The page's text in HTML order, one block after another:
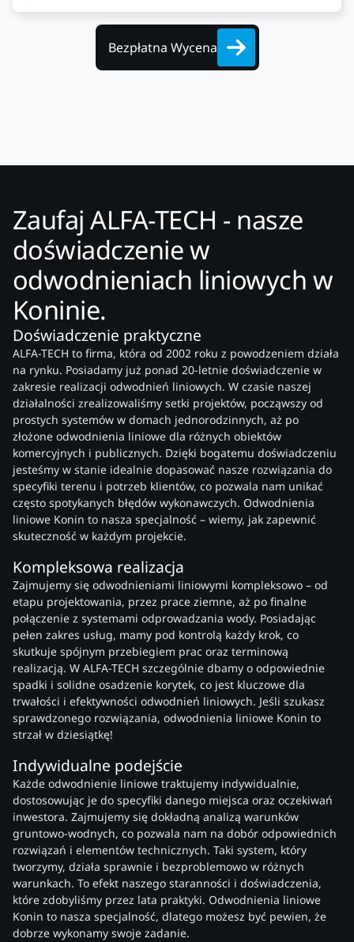
Bezpłatna Wycena
Zaufaj ALFA-TECH - nasze
doświadczenie w
odwodnieniach liniowych w
Koninie.
Doświadczenie praktyczne
ALFA-TECH to firma, która od 2002 roku z powodzeniem działa
na rynku. Posiadamy już ponad 20-letnie doświadczenie w
zakresie realizacji odwodnień liniowych. W czasie naszej
działalności zrealizowaliśmy setki projektów, począwszy od
prostych systemów w domach jednorodzinnych, aż po
złożone odwodnienia liniowe dla różnych obiektów
komercyjnych i publicznych. Dzięki bogatemu doświadczeniu
jesteśmy w stanie idealnie dopasować nasze rozwiązania do
specyfiki terenu i potrzeb klientów, co pozwala nam unikać
często spotykanych błędów wykonawczych. Odwodnienia
liniowe Konin to nasza specjalność – wiemy, jak zapewnić
skuteczność w każdym projekcie.
Kompleksowa realizacja
Zajmujemy się odwodnieniami liniowymi kompleksowo – od
etapu projektowania, przez prace ziemne, aż po finalne
połączenie z systemami odprowadzania wody. Posiadając
pełen zakres usług, mamy pod kontrolą każdy krok, co
skutkuje spójnym przebiegiem prac oraz terminową
realizacją. W ALFA-TECH szczególnie dbamy o odpowiednie
spadki i solidne osadzenie korytek, co jest kluczowe dla
trwałości i efektywności odwodnień liniowych. Jeśli szukasz
sprawdzonego rozwiązania, odwodnienia liniowe Konin to
strzał w dziesiątkę!
Indywidualne podejście
Każde odwodnienie liniowe traktujemy indywidualnie,
dostosowując je do specyfiki danego miejsca oraz oczekiwań
inwestora. Zajmujemy się dokładną analizą warunków
gruntowo-wodnych, co pozwala nam na dobór odpowiednich
rozwiązań i elementów technicznych. Taki system, który
tworzymy, działa sprawnie i bezproblemowo w różnych
warunkach. To efekt naszego staranności i doświadczenia,
które zdobyliśmy przez lata praktyki. Odwodnienia liniowe
Konin to nasza specjalność, dlatego możesz być pewien, że
dobrze wykonamy swoje zadanie.